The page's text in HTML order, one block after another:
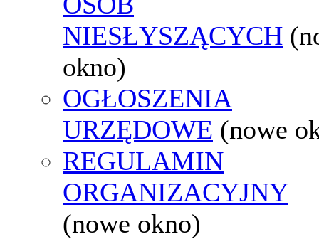
NIESŁYSZĄCYCH
okno)
OGŁOSZENIA
URZĘDOWE (nowe
REGULAMIN
ORGANIZACYJNY
(nowe okno)